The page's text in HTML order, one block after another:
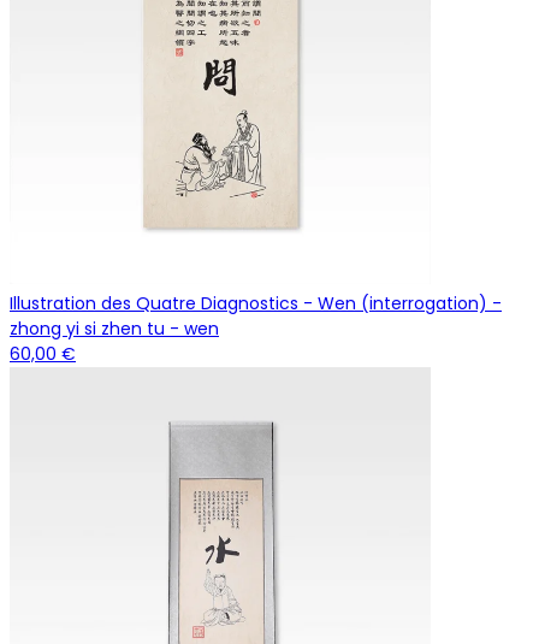
Illustration des Quatre Diagnostics - Wen (interrogation) -
zhong yi si zhen tu - wen
60,00 €